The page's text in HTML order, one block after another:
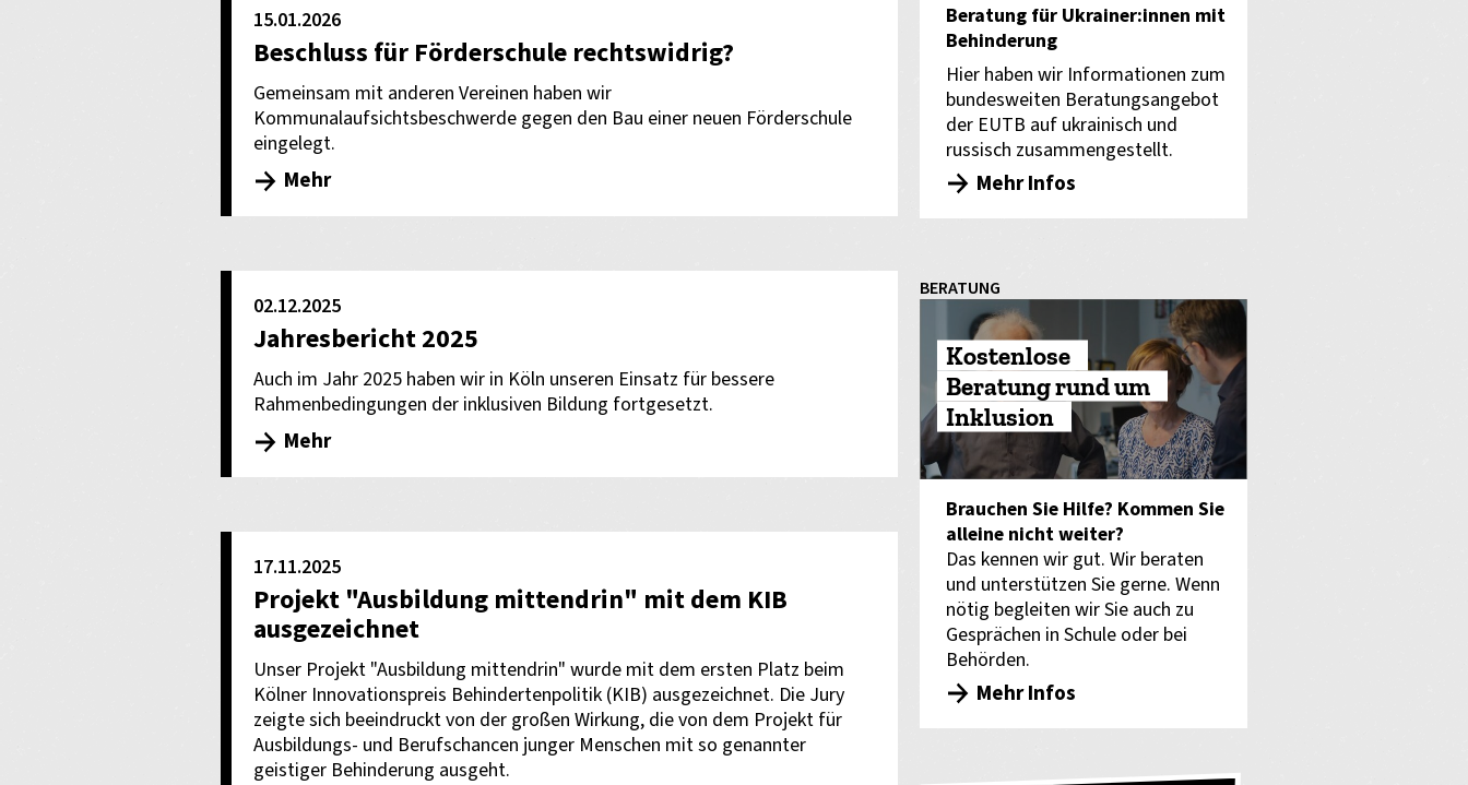
15.01.2026
Beschluss für Förderschule rechtswidrig?
Gemeinsam mit anderen Vereinen haben wir
Kommunalaufsichtsbeschwerde gegen den Bau einer neuen Förderschule
eingelegt.
Mehr
02.12.2025
Jahresbericht 2025
Auch im Jahr 2025 haben wir in Köln unseren Einsatz für bessere
Rahmenbedingungen der inklusiven Bildung fortgesetzt.
Mehr
17.11.2025
Projekt "Ausbildung mittendrin" mit dem KIB
ausgezeichnet
Unser Projekt "Ausbildung mittendrin" wurde mit dem ersten Platz beim
Kölner Innovationspreis Behindertenpolitik (KIB) ausgezeichnet. Die Jury
zeigte sich beeindruckt von der großen Wirkung, die von dem Projekt für
Ausbildungs- und Berufschancen junger Menschen mit so genannter
geistiger Behinderung ausgeht.
Beratung für Ukrainer:innen mit
Behinderung
Hier haben wir Informationen zum
bundesweiten Beratungsangebot
der EUTB auf ukrainisch und
russisch zusammengestellt.
Mehr Infos
BERATUNG
Kostenlose
Beratung rund um
Inklusion
Brauchen Sie Hilfe? Kommen Sie
alleine nicht weiter?
Das kennen wir gut. Wir beraten
und unterstützen Sie gerne. Wenn
nötig begleiten wir Sie auch zu
Gesprächen in Schule oder bei
Behörden.
Mehr Infos